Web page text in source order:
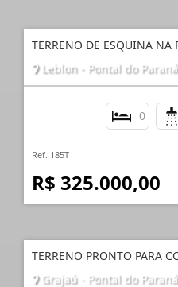
TERRENO DE ESQUINA NA
Leblon - Pontal do Paraná
0
Ref. 185T
R$ 325.000,00
TERRENO PRONTO PARA
Grajaú - Pontal do Paraná